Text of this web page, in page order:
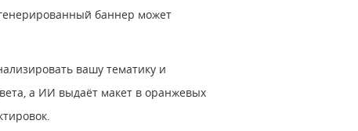
баннер может
вашу тематику и
а ИИ выдаёт макет в оранжевых